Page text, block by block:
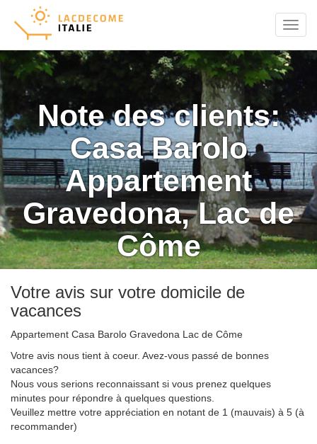
Menu
Note des clients:
Casa Barolo
Appartement
Gravedona, Lac de
Côme
Votre avis sur votre domicile de
vacances
Appartement Casa Barolo Gravedona Lac de Côme
Votre avis nous tient à coeur. Avez-vous passé de bonnes
vacances?
Nous vous serions reconnaissant si vous prenez quelques
minutes pour répondre à quelques questions.
Veuillez mettre votre appréciation en notant de 1 (mauvais) à 5 (à
recommander)